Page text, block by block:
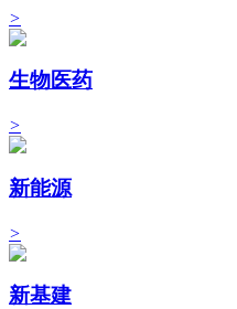
>
生物医药
>
新能源
>
新基建